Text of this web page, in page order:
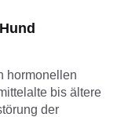
hormonellen
bis ältere
der